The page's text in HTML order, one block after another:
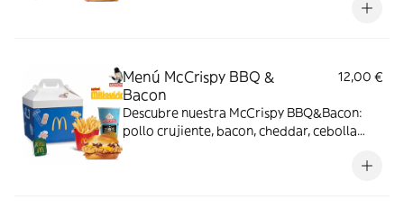
doble de cheddar, lechuga fresca y tiras de
Menú McCrispy BBQ &
Bacon
12,00 €
Descubre nuestra McCrispy BBQ&Bacon:
pollo crujiente, bacon, cheddar, cebolla
harina de trigo con copos de patata. ¡Sabor